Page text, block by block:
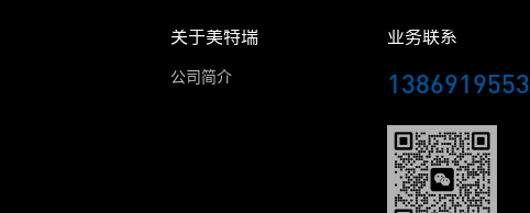
关于美特瑞
公司简介
业务联系